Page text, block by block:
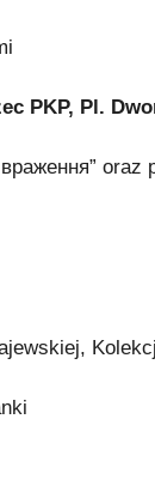
PKP, Pl.
oraz